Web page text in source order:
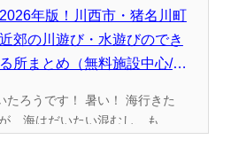
2026年版！川西市・猪名川町
近郊の川遊び・水遊びのでき
る所まとめ（無料施設中心/
たろうです！ 暑い！ 海行きた
、海はだいたい混むし、も...